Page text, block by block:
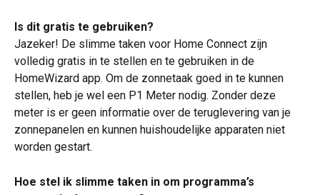
Is dit gratis te gebruiken?
Jazeker! De slimme taken voor Home Connect zijn
volledig gratis in te stellen en te gebruiken in de
HomeWizard app. Om de zonnetaak goed in te kunnen
stellen, heb je wel een P1 Meter nodig. Zonder deze
meter is er geen informatie over de teruglevering van je
zonnepanelen en kunnen huishoudelijke apparaten niet
worden gestart.
Hoe stel ik slimme taken in om programma’s